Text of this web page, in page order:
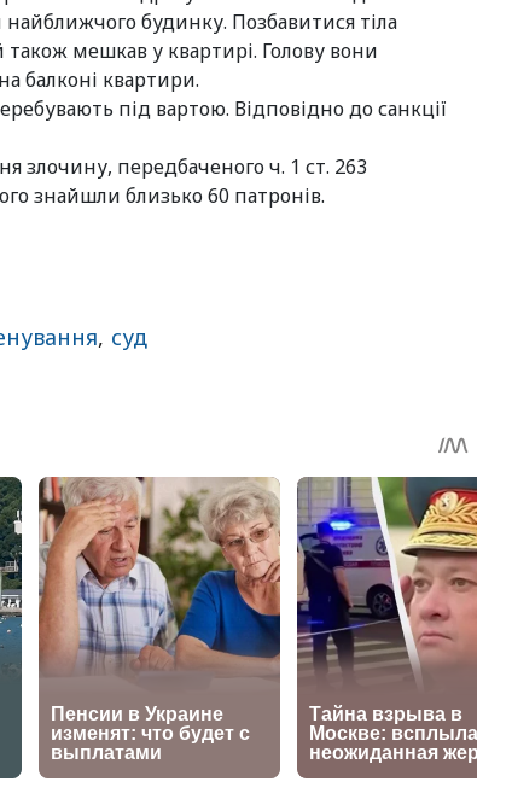
будинку. Позбавитися тіла
також мешкав у квартирі. Голову вони
балконі квартири.
під вартою. Відповідно до санкції
злочину, передбаченого ч. 1 ст. 263
знайшли близько 60 патронів.
, суд